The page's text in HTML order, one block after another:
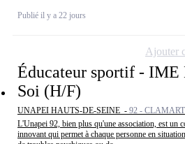
Publié il y a 22 jours
Éducateur sportif - IME
Soi (H/F)
UNAPEI HAUTS-DE-SEINE - 92 - CLAMART
L'Unapei 92, bien plus qu'une association, est un
innovant qui permet à chaque personne en
Ajouter